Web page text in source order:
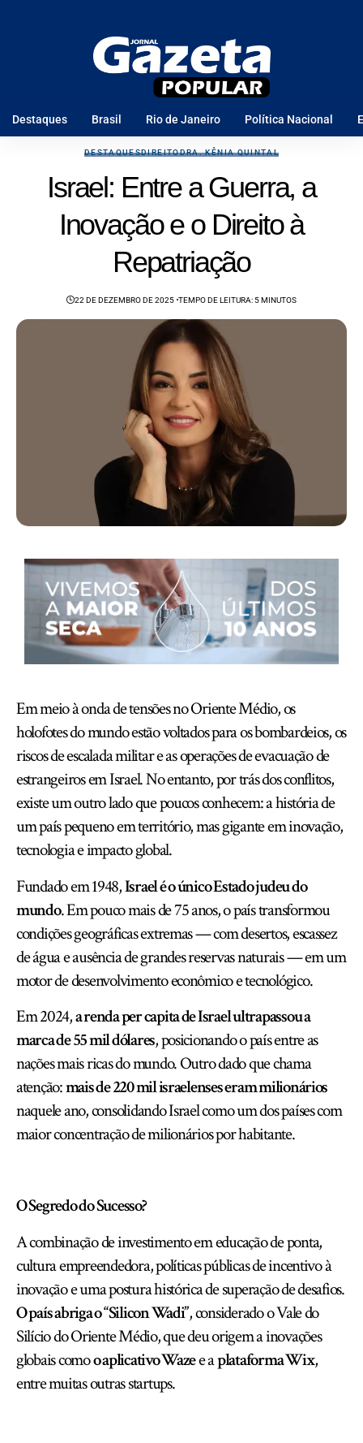
Destaques Brasil Rio de Janeiro Política Nacional
DESTAQUESDIREITODRA. KÊNIA QUINTAL
Israel: Entre a Guerra, a
Inovação e o Direito à
Repatriação
22 DE DEZEMBRO DE 2025 TEMPO DE LEITURA: 5 MINUTOS
Em meio à onda de tensões no Oriente Médio, os
holofotes do mundo estão voltados para os bombardeios, os
riscos de escalada militar e as operações de evacuação de
estrangeiros em Israel. No entanto, por trás dos conflitos,
existe um outro lado que poucos conhecem: a história de
um país pequeno em território, mas gigante em inovação,
tecnologia e impacto global.
Fundado em 1948,Israel é o único Estado judeu do
mundo. Em pouco mais de 75 anos, o país transformou
condições geográficas extremas — com desertos, escassez
de água e ausência de grandes reservas naturais — em um
motor de desenvolvimento econômico e tecnológico.
Em 2024,a renda per capita de Israel ultrapassou a
marca de 55 mil dólares, posicionando o país entre as
nações mais ricas do mundo. Outro dado que chama
atenção:mais de 220 mil israelenses eram milionários
naquele ano, consolidando Israel como um dos países com
maior concentração de milionários por habitante.
O Segredo do Sucesso?
A combinação de investimento em educação de ponta,
cultura empreendedora, políticas públicas de incentivo à
inovação e uma postura histórica de superação de desafios.
O país abriga o “Silicon Wadi”, considerado o Vale do
Silício do Oriente Médio, que deu origem a inovações
globais comoo aplicativo Wazee aplataforma Wix,
entre muitas outras startups.